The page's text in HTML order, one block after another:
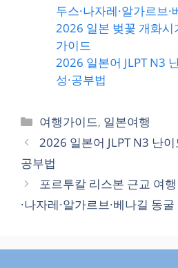
두스·나자레·알가르브
2026 일본 벚꽃 개화시
가이드
2026 일본어 JLPT N3
성·공부법
카
테
리
여행가이드, 일본여행
2026 일본어 JLPT N3 난
공부법
포르투칼 리스본 근교 여
·나자레·알가르브·베나길 동